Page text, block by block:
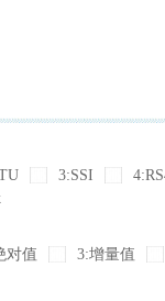
3:SSI
对值 3:增量值